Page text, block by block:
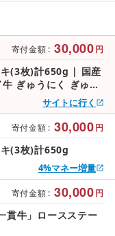
寄付金額 : 30,000円
キ(3枚)計650g | 国産
ぎゅうにく ぎゅう
お取り寄せ グルメ
サイトに行く
寄付金額 : 30,000円
(3枚)計650g
4%マネー増量
寄付金額 : 30,000円
貫牛」ロースステー